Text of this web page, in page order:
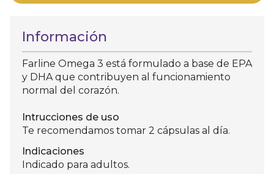
Información
Farline Omega 3 está formulado a base de EPA
y DHA que contribuyen al funcionamiento
normal del corazón.
Intrucciones de uso
Te recomendamos tomar 2 cápsulas al día.
Indicaciones
Indicado para adultos.